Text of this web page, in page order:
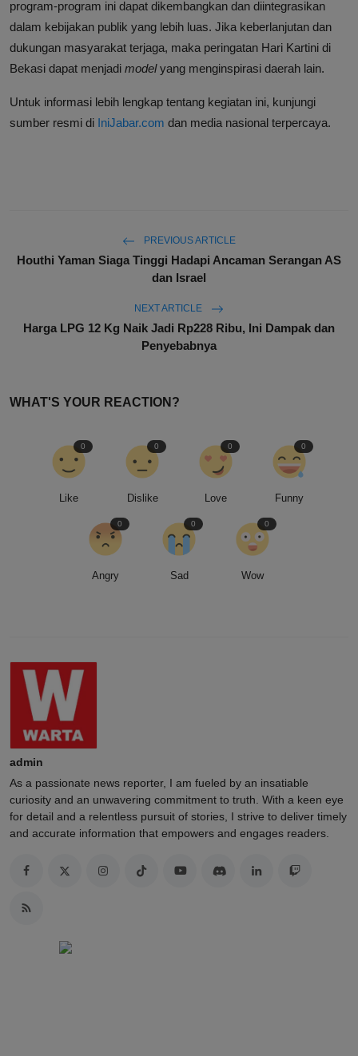
program-program ini dapat dikembangkan dan diintegrasikan
dalam kebijakan publik yang lebih luas. Jika keberlanjutan dan
dukungan masyarakat terjaga, maka peringatan Hari Kartini di
Bekasi dapat menjadi modelyang menginspirasi daerah lain.
Untuk informasi lebih lengkap tentang kegiatan ini, kunjungi
sumber resmi di IniJabar.com dan media nasional terpercaya.
PREVIOUS ARTICLE
Houthi Yaman Siaga Tinggi Hadapi Ancaman Serangan AS
dan Israel
NEXT ARTICLE
Harga LPG 12 Kg Naik Jadi Rp228 Ribu, Ini Dampak dan
Penyebabnya
WHAT'S YOUR REACTION?
Like
0
Dislike
0
Love
0
Funny
0
Angry
0
Sad
0
Wow
0
admin
As a passionate news reporter, I am fueled by an insatiable
curiosity and an unwavering commitment to truth. With a keen eye
for detail and a relentless pursuit of stories, I strive to deliver timely
and accurate information that empowers and engages readers.